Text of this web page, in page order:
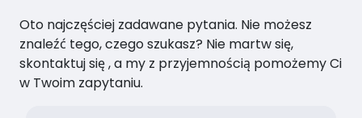
Oto najczęściej zadawane pytania. Nie możesz
znaleźć tego, czego szukasz? Nie martw się,
skontaktuj się , a my z przyjemnością pomożemy Ci
w Twoim zapytaniu.